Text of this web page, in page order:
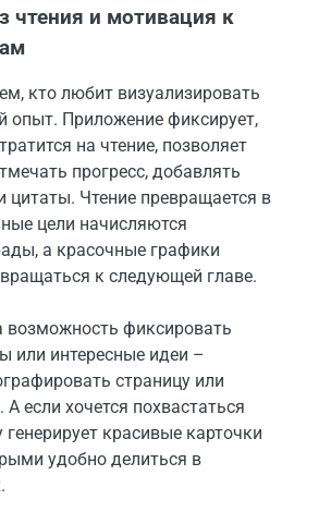
чтения и мотивация к
кто любит визуализировать
опыт. Приложение фиксирует,
на чтение, позволяет
прогресс, добавлять
цитаты. Чтение превращается в
цели начисляются
а красочные графики
к следующей главе.
возможность фиксировать
интересные идеи –
страницу или
если хочется похвастаться
красивые карточки
удобно делиться в